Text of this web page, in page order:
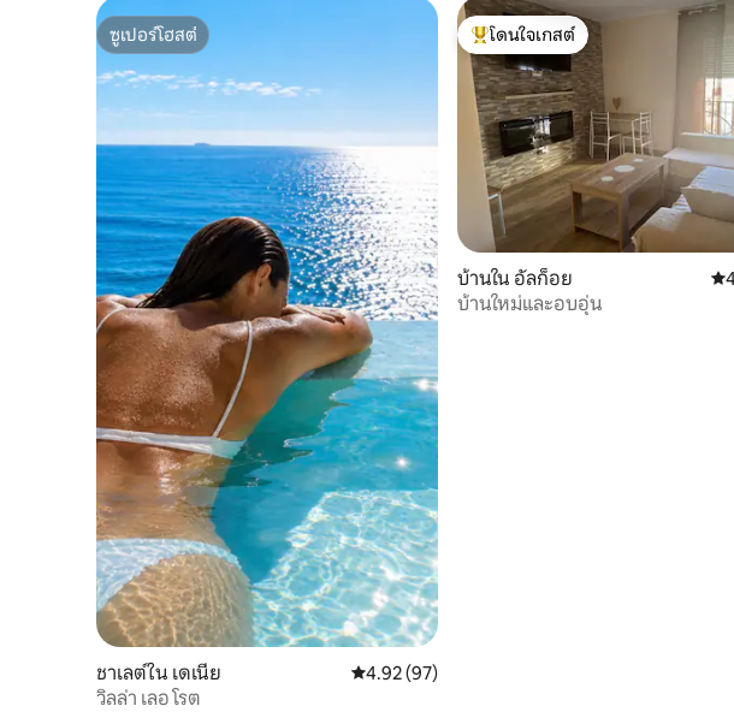
pequeña cocina equipada con nevera-
congelador, microondas, placa de cocina,
cafetera Nespresso, hervidor de agua,
tostadora, menaje completo, vajilla y
cristalería. El salón cuenta con un amplio
ventanal que da al patio interior del
edificio, aportando una luz agradable
durante todo el día. En la segunda área se
ubica un dormitorio independiente con
cama doble de 140 cm y baño privado
con ducha. Esta habitación destaca por
su encanto y carácter histórico: conserva
una chimenea decorativa original de la
época y dos alacenas modernistas
restauradas como armarios. Además,
dispone de un amplio balcón con vistas,
con una mesita y sillas donde disfrutar de
un café o una copa al atardecer. El
apartamento dispone de aire
acondicionado, calefacción, wifi gratuito,
Smart TV y minibar de pago. Los baños
incluyen secador de pelo y productos de
aseo (gel, champú y body milk), además
de albornoces y zapatillas para tu
confort. El apartamento de dos
dormitorios de Casa Timoteo es la
elección perfecta para quienes valoran la
amplitud, la independencia y los
pequeños detalles que hacen de cada
estancia una experiencia especial.
Alojamiento exclusivo para mayores de
ซูเปอร์โฮสต์
ซูเปอร์โฮสต์
ชาเลต์ใน เดเนีย คะแนนเฉลี่ย 4.92 จาก 5, 97 รีวิว
4.92 (97)
วิลล่า เลอ โรต
โดนใจเกสต์ที่สุด
โดนใจเกสต์
บ้านใน อัลก็อย ค
บ้านใหม่และอบอุ่น